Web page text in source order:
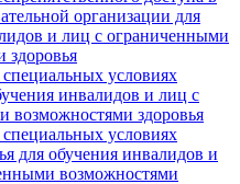
организации для
и лиц с ограниченными
здоровья
условиях
инвалидов и лиц с
возможностями здоровья
условиях
для обучения инвалидов и
возможностями